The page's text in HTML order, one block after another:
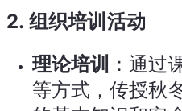
2.组织培训活动
理论培训 ：通过
等方式，传授秋